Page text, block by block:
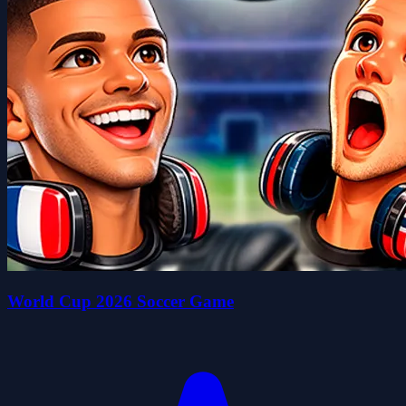
World Cup 2026 Soccer Game